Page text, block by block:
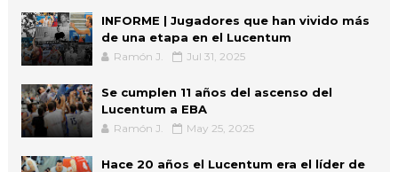
INFORME | Jugadores que han vivido más
de una etapa en el Lucentum
Ramón J. Jul 31, 2025
Se cumplen 11 años del ascenso del
Lucentum a EBA
Ramón J. May 25, 2025
Hace 20 años el Lucentum era el líder de